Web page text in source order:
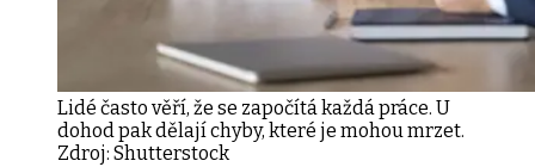
Lidé často věří, že se započítá každá práce. U
dohod pak dělají chyby, které je mohou mrzet.
Zdroj: Shutterstock